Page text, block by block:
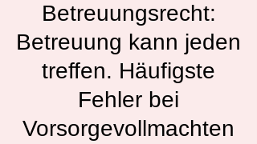
Betreuungsrecht:
Betreuung kann jeden
treffen. Häufigste
Fehler bei
Vorsorgevollmachten